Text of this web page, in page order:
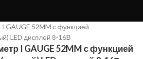
I GAUGE 52MM с функцией